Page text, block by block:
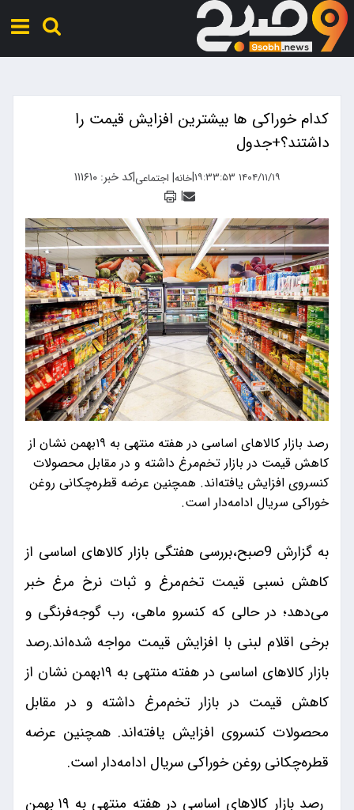
کدام خوراکی ها بیشترین افزایش قیمت را
داشتند؟+جدول
۱۴۰۴/۱۱/۱۹ ۱۹:۳۳:۵۳ |خانه| اجتماعی|کد خبر: ۱۱۱۶۱۰
|
رصد بازار کالاهای اساسی در هفته منتهی به ۱۹بهمن نشان از
کاهش قیمت در بازار تخم‌مرغ داشته و در مقابل محصولات
کنسروی افزایش یافته‌اند. همچنین عرضه قطره‌چکانی روغن
خوراکی سریال ادامه‌دار است.
به گزارش 9صبح،بررسی هفتگی بازار کالا‌های اساسی از
کاهش نسبی قیمت تخم‌مرغ و ثبات نرخ مرغ خبر
می‌دهد؛ در حالی که کنسرو ماهی، رب گوجه‌فرنگی و
برخی اقلام لبنی با افزایش قیمت مواجه شده‌اند.رصد
بازار کالاهای اساسی در هفته منتهی به ۱۹بهمن نشان از
کاهش قیمت در بازار تخم‌مرغ داشته و در مقابل
محصولات کنسروی افزایش یافته‌اند. همچنین عرضه
قطره‌چکانی روغن خوراکی سریال ادامه‌دار است.
رصد بازار کالاهای اساسی در هفته منتهی به ۱۹ بهمن